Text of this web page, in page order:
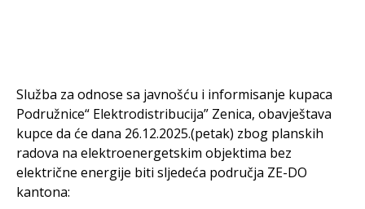
Služba za odnose sa javnošću i informisanje kupaca
Podružnice“ Elektrodistribucija” Zenica, obavještava
kupce da će dana 26.12.2025.(petak) zbog planskih
radova na elektroenergetskim objektima bez
električne energije biti sljedeća područja ZE-DO
kantona: